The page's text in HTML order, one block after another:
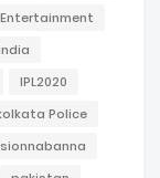
Entertainment
IPL2020
Police